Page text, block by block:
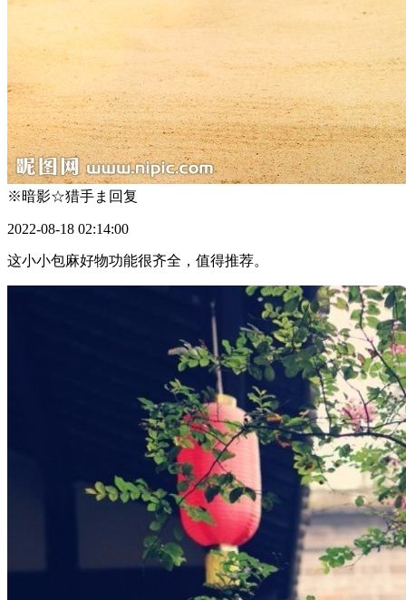
※暗影☆猎手ま 回复
2022-08-18 02:14:00
这小小包麻好物功能很齐全，值得推荐。